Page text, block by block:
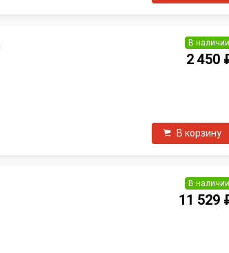
В наличии
2 450
В корзину
В наличии
11 529